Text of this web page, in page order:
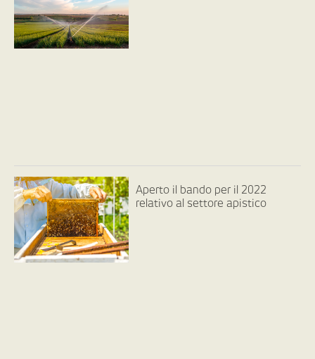
Aperto il bando per il 2022
relativo al settore apistico